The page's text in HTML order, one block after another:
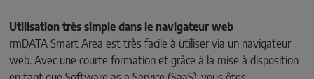
Utilisation très simple dans le navigateur web
rmDATA Smart Area est très facile à utiliser via un navigateur
web. Avec une courte formation et grâce à la mise à disposition